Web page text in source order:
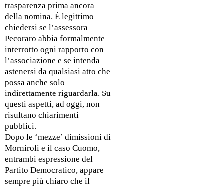
trasparenza prima ancora
della nomina. È legittimo
chiedersi se l’assessora
Pecoraro abbia formalmente
interrotto ogni rapporto con
l’associazione e se intenda
astenersi da qualsiasi atto che
possa anche solo
indirettamente riguardarla. Su
questi aspetti, ad oggi, non
risultano chiarimenti
pubblici.
Dopo le ‘mezze’ dimissioni di
Morniroli e il caso Cuomo,
entrambi espressione del
Partito Democratico, appare
sempre più chiaro che il